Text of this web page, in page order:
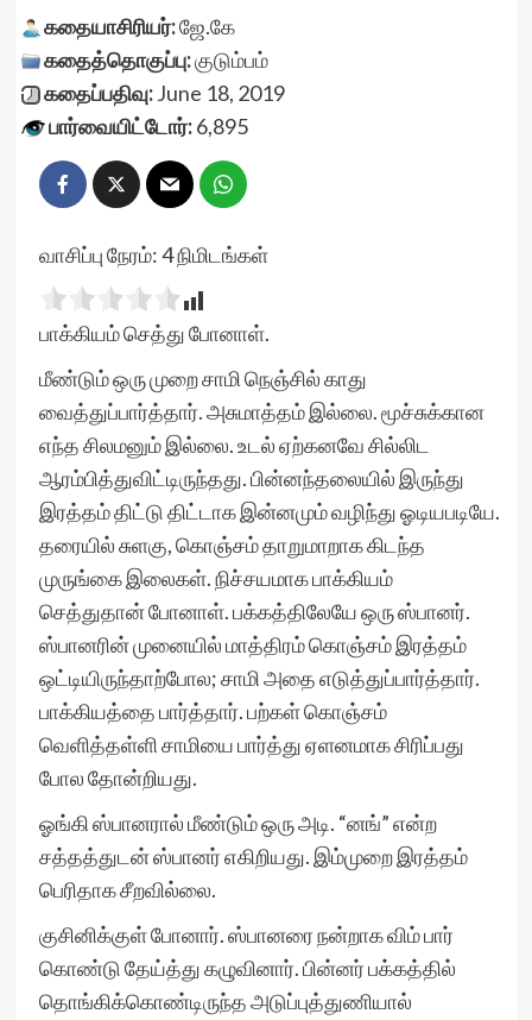
கதையாசிரியர்:ஜே.கே
கதைத்தொகுப்பு:குடும்பம்
கதைப்பதிவு:June 18, 2019
பார்வையிட்டோர்:6,895
வாசிப்பு நேரம்:4நிமிடங்கள்
பாக்கியம் செத்து போனாள்.
மீண்டும் ஒரு முறை சாமி நெஞ்சில் காது
வைத்துப்பார்த்தார். அசுமாத்தம் இல்லை. மூச்சுக்கான
எந்த சிலமனும் இல்லை. உடல் ஏற்கனவே சில்லிட
ஆரம்பித்துவிட்டிருந்தது. பின்னந்தலையில் இருந்து
இரத்தம் திட்டு திட்டாக இன்னமும் வழிந்து ஓடியபடியே.
தரையில் சுளகு, கொஞ்சம் தாறுமாறாக கிடந்த
முருங்கை இலைகள். நிச்சயமாக பாக்கியம்
செத்துதான் போனாள். பக்கத்திலேயே ஒரு ஸ்பானர்.
ஸ்பானரின் முனையில் மாத்திரம் கொஞ்சம் இரத்தம்
ஒட்டியிருந்தாற்போல; சாமி அதை எடுத்துப்பார்த்தார்.
பாக்கியத்தை பார்த்தார். பற்கள் கொஞ்சம்
வெளித்தள்ளி சாமியை பார்த்து ஏளனமாக சிரிப்பது
போல தோன்றியது.
ஓங்கி ஸ்பானரால் மீண்டும் ஒரு அடி. “னங்” என்ற
சத்தத்துடன் ஸ்பானர் எகிறியது. இம்முறை இரத்தம்
பெரிதாக சீறவில்லை.
குசினிக்குள் போனார். ஸ்பானரை நன்றாக விம் பார்
கொண்டு தேய்த்து கழுவினார். பின்னர் பக்கத்தில்
தொங்கிக்கொண்டிருந்த அடுப்புத்துணியால்